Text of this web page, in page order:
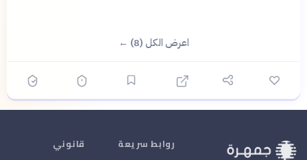
اعرض الكل (8) ←
روابط سريعة قانوني